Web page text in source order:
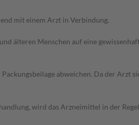
mit einem Arzt in Verbindung.
älteren Menschen auf eine
abweichen. Da der
wird das Arzneimittel in der